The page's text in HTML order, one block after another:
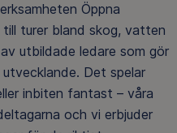
Öppna
till turer bland skog, vatten
utbildade ledare som gör
Det spelar
inbiten fantast – våra
och vi erbjuder